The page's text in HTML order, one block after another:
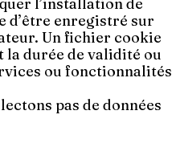
d’être enregistré sur
Un fichier cookie
durée de validité ou
ou fonctionnalités
pas de données